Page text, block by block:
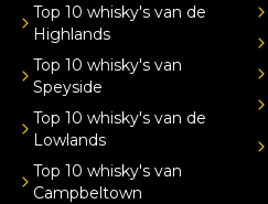
Top 10 whisky's van de
Highlands
Top 10 whisky's van
Speyside
Top 10 whisky's van de
Lowlands
Top 10 whisky's van
Campbeltown